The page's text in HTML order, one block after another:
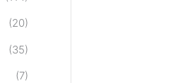
(20)
(35)
(7)